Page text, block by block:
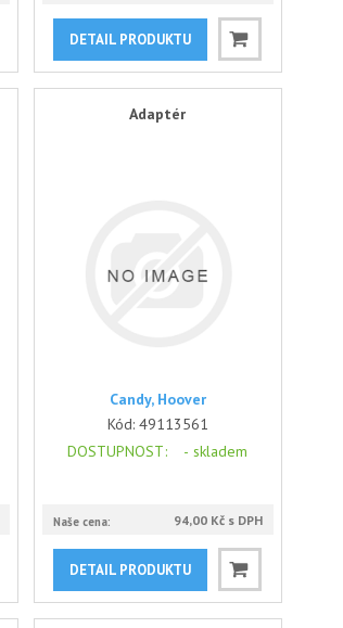
DETAIL PRODUKTU
Adaptér
Candy, Hoover
Kód: 49113561
DOSTUPNOST: - skladem
Naše cena: 94,00 Kč s DPH
DETAIL PRODUKTU